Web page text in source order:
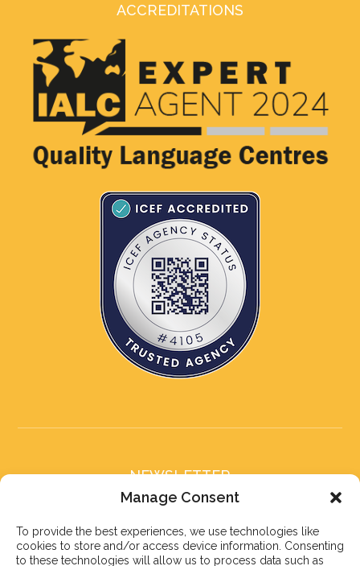
Manage Consent
To provide the best experiences, we use technologies like
cookies to store and/or access device information. Consenting
to these technologies will allow us to process data such as
ACCREDITATIONS
NEWSLETTER
Subscribe to our newsletter